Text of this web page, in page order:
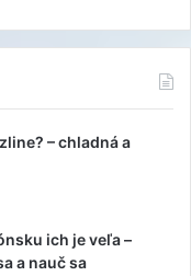
– chladná a
ich je veľa –
a nauč sa